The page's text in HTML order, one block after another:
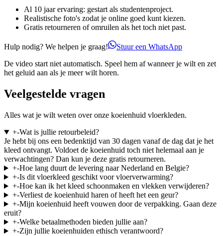
Al 10 jaar ervaring: gestart als studentenproject.
Realistische foto's zodat je online goed kunt kiezen.
Gratis retourneren of omruilen als het toch niet past.
Hulp nodig? We helpen je graag!
Stuur een WhatsApp
De video start niet automatisch. Speel hem af wanneer je wilt en zet
het geluid aan als je meer wilt horen.
Veelgestelde vragen
Alles wat je wilt weten over onze koeienhuid vloerkleden.
+-Wat is jullie retourbeleid?
Je hebt bij ons een bedenktijd van 30 dagen vanaf de dag dat je het
kleed ontvangt. Voldoet de koeienhuid toch niet helemaal aan je
verwachtingen? Dan kun je deze gratis retourneren.
+-Hoe lang duurt de levering naar Nederland en Belgie?
+-Is dit vloerkleed geschikt voor vloerverwarming?
+-Hoe kan ik het kleed schoonmaken en vlekken verwijderen?
+-Verliest de koeienhuid haren of heeft het een geur?
+-Mijn koeienhuid heeft vouwen door de verpakking. Gaan deze
eruit?
+-Welke betaalmethoden bieden jullie aan?
+-Zijn jullie koeienhuiden ethisch verantwoord?